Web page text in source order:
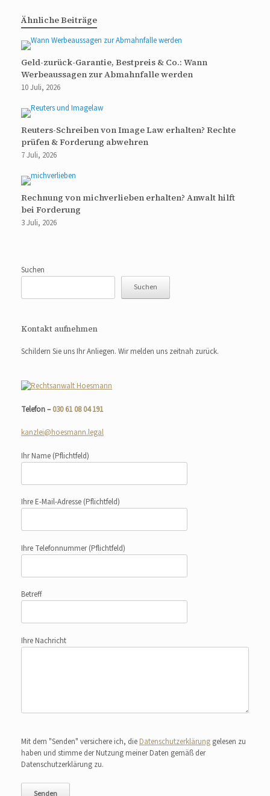
Ähnliche Beiträge
Geld-zurück-Garantie, Bestpreis & Co.: Wann
Werbeaussagen zur Abmahnfalle werden
10 Juli, 2026
Reuters-Schreiben von Image Law erhalten? Rechte
prüfen & Forderung abwehren
7 Juli, 2026
Rechnung von michverlieben erhalten? Anwalt hilft
bei Forderung
3 Juli, 2026
Suchen
Suchen
Kontakt aufnehmen
Schildern Sie uns Ihr Anliegen. Wir melden uns zeitnah zurück.
Telefon –030 61 08 04 191
kanzlei@hoesmann.legal
Ihr Name (Pflichtfeld)
Ihre E-Mail-Adresse (Pflichtfeld)
Ihre Telefonnummer(Pflichtfeld)
Betreff
Ihre Nachricht
Mit dem "Senden" versichere ich, die Datenschutzerklärung gelesen zu
haben und stimme der Nutzung meiner Daten gemäß der
Datenschutzerklärung zu.